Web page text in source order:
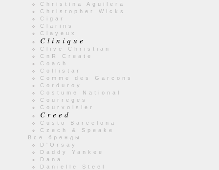
Christina Aguilera
Christopher Wicks
Cigar
Clarins
Clayeux
Clinique
Clive Christian
CnR Create
Coach
Collistar
Comme des Garcons
Corduroy
Costume National
Courreges
Courvoisier
Creed
Custo Barcelona
Czech & Speake
Все бренды
D'Orsay
Daddy Yankee
Dana
Danielle Steel